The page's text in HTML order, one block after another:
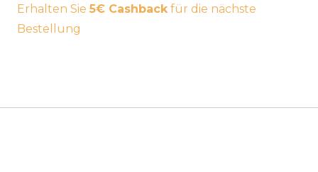
Erhalten Sie 5€ Cashbackfür die nächste
Bestellung